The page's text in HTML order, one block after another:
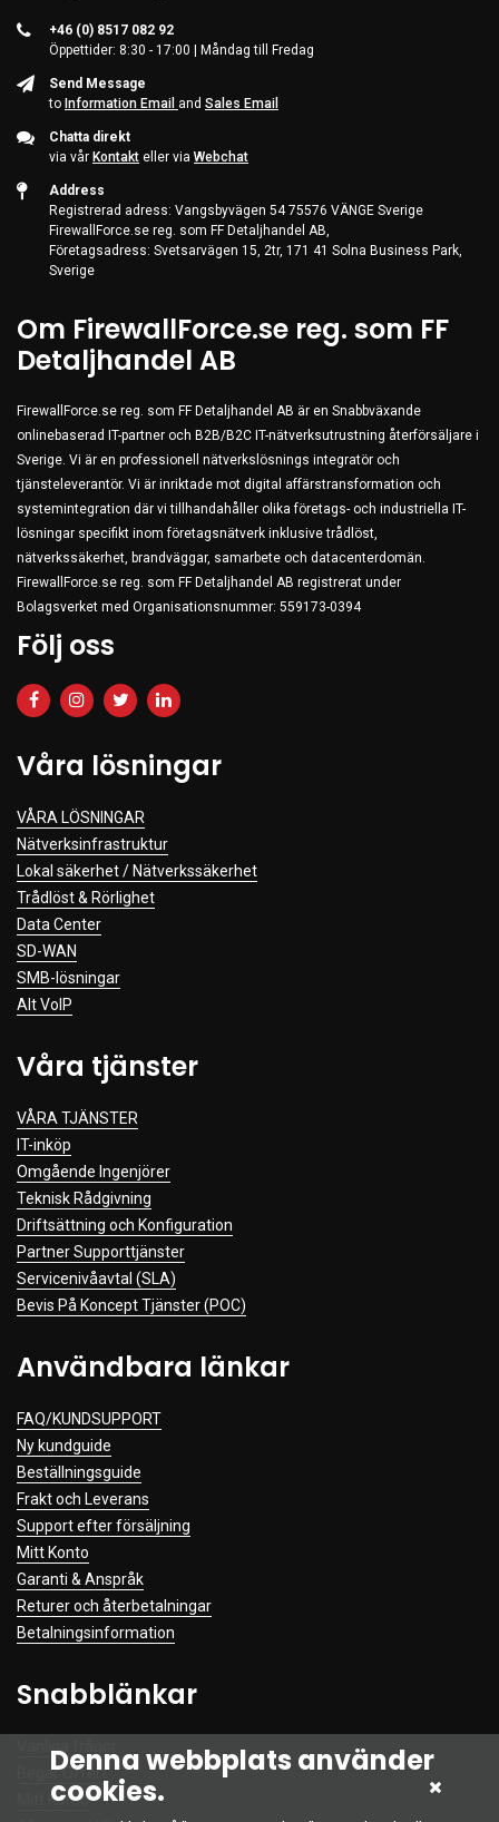
+46 (0) 8517 082 92
Öppettider: 8:30 - 17:00 | Måndag till Fredag
Send Message
to Information Email and Sales Email
Chatta direkt
via vår Kontakt eller via Webchat
Address
Registrerad adress: Vangsbyvägen 54 75576 VÄNGE Sverige
FirewallForce.se reg. som FF Detaljhandel AB,
Företagsadress: Svetsarvägen 15, 2tr, 171 41 Solna Business Park,
Sverige
Om FirewallForce.se reg. som FF
Detaljhandel AB
FirewallForce.se reg. som FF Detaljhandel AB är en Snabbväxande
onlinebaserad IT-partner och B2B/B2C IT-nätverksutrustning återförsäljare i
Sverige. Vi är en professionell nätverkslösnings integratör och
tjänsteleverantör. Vi är inriktade mot digital affärstransformation och
systemintegration där vi tillhandahåller olika företags- och industriella IT-
lösningar specifikt inom företagsnätverk inklusive trådlöst,
nätverkssäkerhet, brandväggar, samarbete och datacenterdomän.
FirewallForce.se reg. som FF Detaljhandel AB registrerat under
Bolagsverket med Organisationsnummer: 559173-0394
Följ oss
Våra lösningar
VÅRA LÖSNINGAR
Nätverksinfrastruktur
Lokal säkerhet / Nätverkssäkerhet
Trådlöst & Rörlighet
Data Center
SD-WAN
SMB-lösningar
Alt VoIP
Våra tjänster
VÅRA TJÄNSTER
IT-inköp
Omgående Ingenjörer
Teknisk Rådgivning
Driftsättning och Konfiguration
Partner Supporttjänster
Servicenivåavtal (SLA)
Bevis På Koncept Tjänster (POC)
Användbara länkar
FAQ/KUNDSUPPORT
Ny kundguide
Beställningsguide
Frakt och Leverans
Support efter försäljning
Mitt Konto
Garanti & Anspråk
Returer och återbetalningar
Betalningsinformation
Snabblänkar
Vanliga frågor
Begär Offert
Mitt Konto
Denna webbplats använder
cookies.